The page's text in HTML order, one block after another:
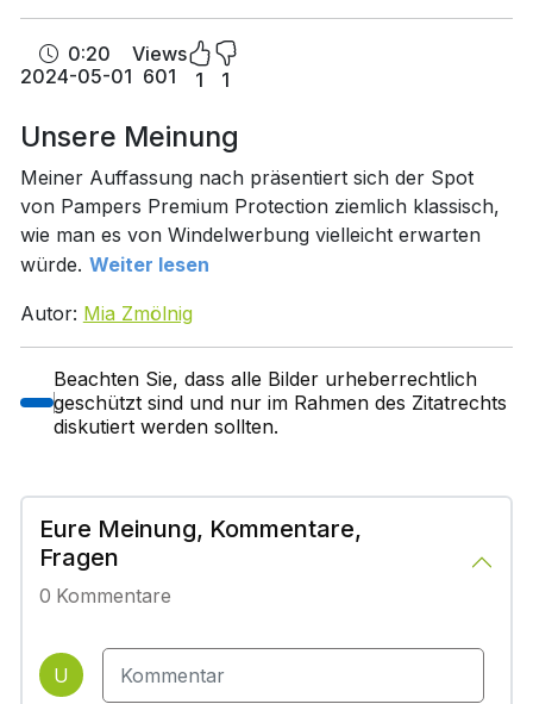
0:20
2024-05-01
Views
601
1 1
Unsere Meinung
Meiner Auffassung nach präsentiert sich der Spot
von Pampers Premium Protection ziemlich klassisch,
wie man es von Windelwerbung vielleicht erwarten
würde. Weiter lesen
Autor: Mia Zmölnig
Beachten Sie, dass alle Bilder urheberrechtlich
geschützt sind und nur im Rahmen des Zitatrechts
diskutiert werden sollten.
Eure Meinung, Kommentare,
Fragen
0 Kommentare
U